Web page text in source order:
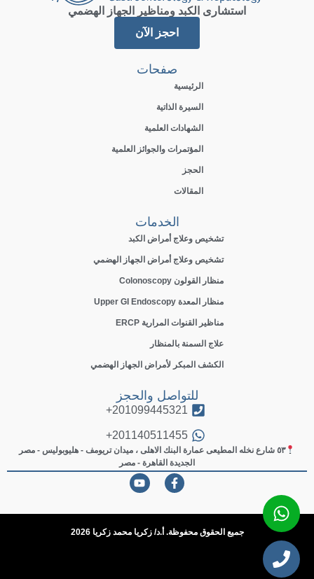
استشارى الكبد ومناظير الجهاز الهضمي
احجز الآن
صفحات
الرئيسية
السيرة الذاتية
الشهادات العلمية
المؤتمرات والجوائز العلمية
الحجز
المقالات
الخدمات
تشخيص وعلاج أمراض الكبد
تشخيص وعلاج أمراض الجهاز الهضمي
منظار القولون Colonoscopy
منظار المعدة Upper GI Endoscopy
مناظير القنوات المرارية ERCP
علاج السمنة بالمنظار
الكشف المبكر لأمراض الجهاز الهضمي
للتواصل والحجز
201099445321+
201140511455+
٥٣ شارع نخله المطيعى عمارة البنك الاهلى ، ميدان تريومف - هليوبوليس - مصر
الجديدة القاهرة - مصر
جميع الحقوق محفوظة. أ.د/ زكريا محمد زكريا 2026